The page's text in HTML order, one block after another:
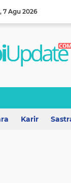
7 Agu 2026
Karir